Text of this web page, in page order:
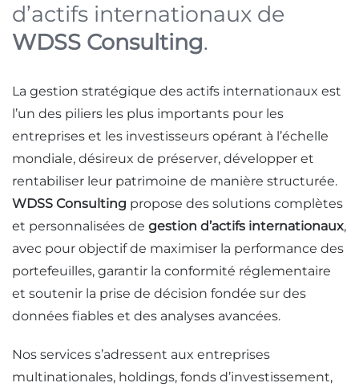
d’actifs internationaux de
WDSS Consulting.
La gestion stratégique des actifs internationaux est
l’un des piliers les plus importants pour les
entreprises et les investisseurs opérant à l’échelle
mondiale, désireux de préserver, développer et
rentabiliser leur patrimoine de manière structurée.
WDSS Consulting propose des solutions complètes
et personnalisées de gestion d’actifs internationaux,
avec pour objectif de maximiser la performance des
portefeuilles, garantir la conformité réglementaire
et soutenir la prise de décision fondée sur des
données fiables et des analyses avancées.
Nos services s’adressent aux entreprises
multinationales, holdings, fonds d’investissement,